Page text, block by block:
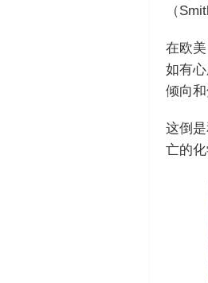
（
在欧
如有
倾向和
这倒
亡的化